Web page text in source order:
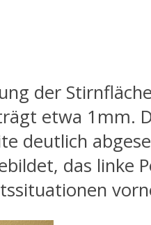
der
etwa 1mm.
deutlich
das linke